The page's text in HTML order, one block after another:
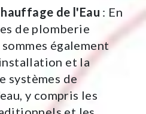
de l'Eau : En
de plomberie
également
et la
systèmes de
y compris les